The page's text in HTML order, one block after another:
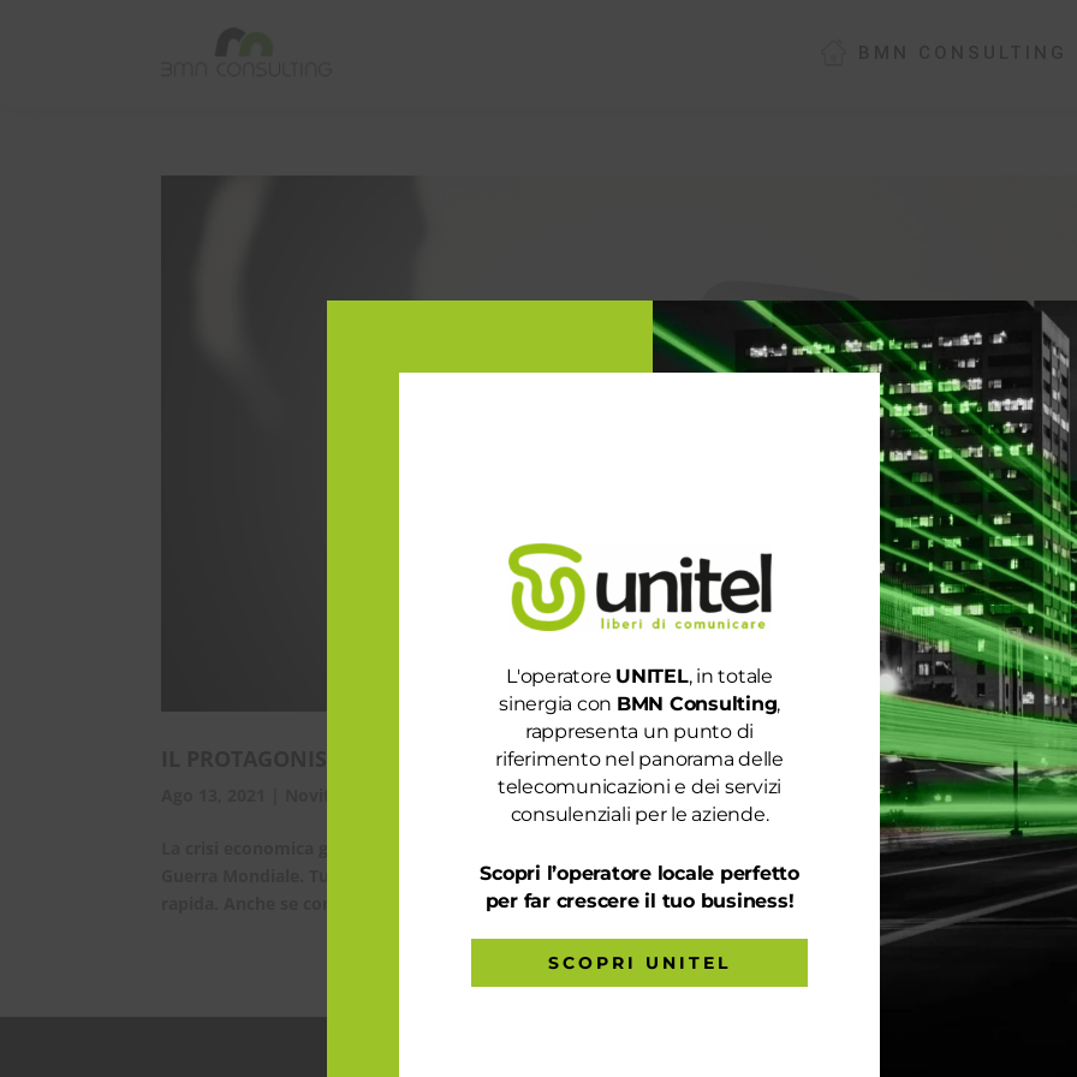
IL PROTAGONISTA NEL MONDO POST-COVID È IL MOBILE
Telefonia e Internet
La crisi economica globale causata dalla pandemia di Covid 19 è la più grave mai registrata dopo la Seconda
Guerra Mondiale. Tutto il mondo ha reagito fin da subito attuando provvedimenti in favore di una ripresa più
rapida. Anche se con tempistiche e metodologie...
L'operatore UNITEL, in totale
sinergia con BMN Consulting,
rappresenta un punto di
riferimento nel panorama delle
telecomunicazioni e dei servizi
consulenziali per le aziende.
Scopri l’operatore locale perfetto
per far crescere il tuo business!
SCOPRI UNITEL